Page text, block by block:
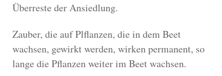
Überreste der Ansiedlung.
Zauber, die auf Plflanzen, die in dem Beet
wachsen, gewirkt werden, wirken permanent, so
lange die Pflanzen weiter im Beet wachsen.